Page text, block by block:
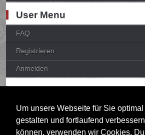
Um unsere Webseite für Sie optimal
gestalten und fortlaufend
können, verwenden wir Cookies.
User Menu
FAQ
Registrieren
Anmelden